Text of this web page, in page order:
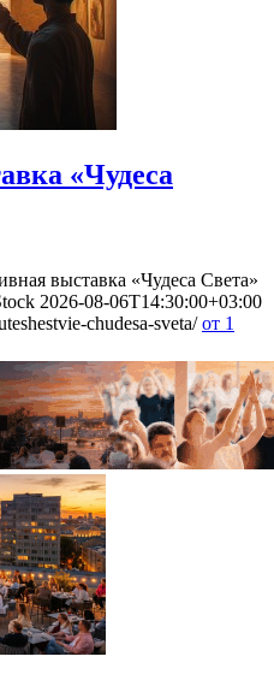
«Чудеса
выставка «Чудеса Света»
2026-08-06T14:30:00+03:00
chudesa-sveta/ от 1